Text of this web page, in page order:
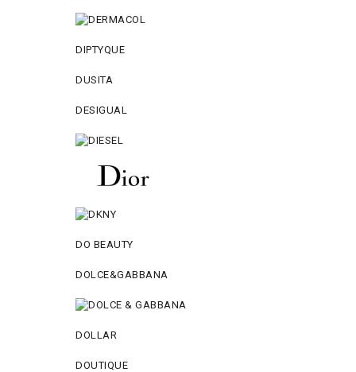
DIPTYQUE
DUSITA
DESIGUAL
DO BEAUTY
DOLCE&GABBANA
DOLLAR
DOUTIQUE